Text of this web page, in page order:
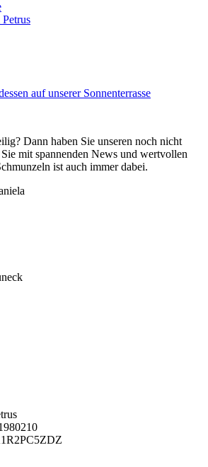
auf unserer Sonnenterrasse
Dann haben Sie unseren noch nicht
mit spannenden News und wertvollen
ist auch immer dabei.